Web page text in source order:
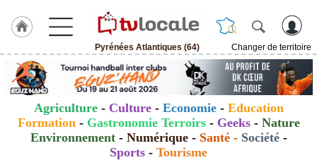
Pyrénées Atlantiques (64)
Changer de territoire
J'adhère
Hulcoq
ACCUEIL
Pyrénées
Atlantiques
Agriculture- Culture - Economie- Education
Formation - Gastronomie Terroirs- Geeks- Nature
Environnement- Numérique- Santé- Société-
Sports - Tourisme